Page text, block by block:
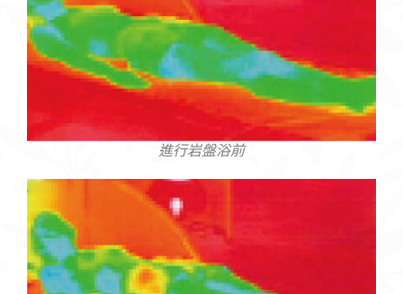
進行岩盤浴前